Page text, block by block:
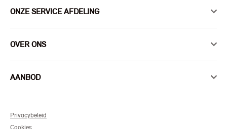
ONZE SERVICE AFDELING
OVER ONS
AANBOD
Privacybeleid
Cookies